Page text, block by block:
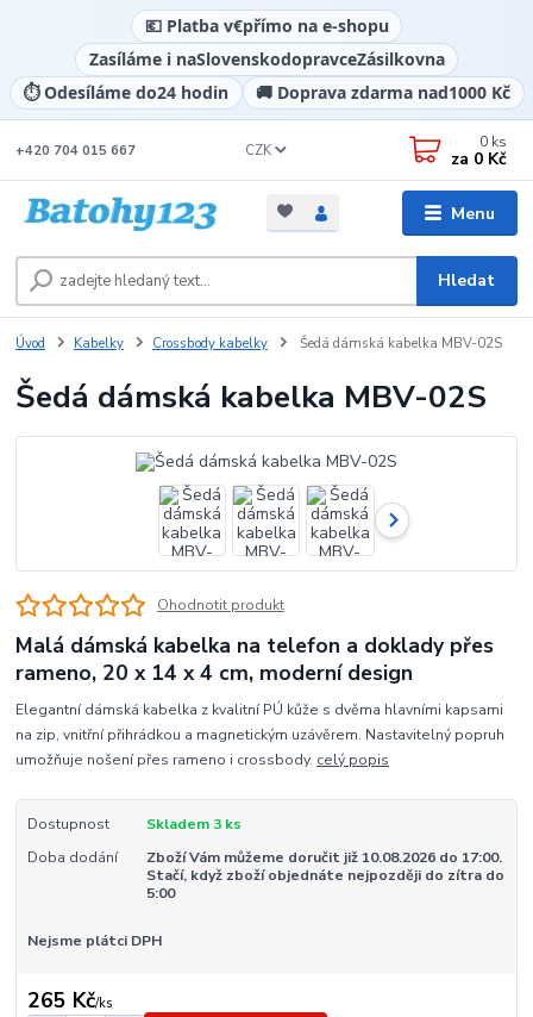
💶 Platba v€přímo na e-shopu
Zasíláme i naSlovenskodopravceZásilkovna
⏱️ Odesíláme do24 hodin 🚚 Doprava zdarma nad1000 Kč
Menu
CZK
Hledat
+420 704 015 667 0 ks
za 0 Kč
Úvod Kabelky Crossbody kabelky Šedá dámská kabelka MBV-02S
Šedá dámská kabelka MBV-02S
Ohodnotit produkt
Malá dámská kabelka na telefon a doklady přes
rameno, 20 x 14 x 4 cm, moderní design
Elegantní dámská kabelka z kvalitní PÚ kůže s dvěma hlavními kapsami
na zip, vnitřní přihrádkou a magnetickým uzávěrem. Nastavitelný popruh
umožňuje nošení přes rameno i crossbody. celý popis
Dostupnost
Skladem 3 ks
Doba dodání
Zboží Vám můžeme doručit již 10.08.2026 do 17:00.
Stačí, když zboží objednáte nejpozději do zítra do
5:00
Nejsme plátci DPH
265 Kč/ks